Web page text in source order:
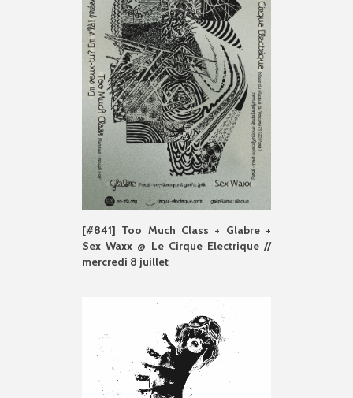
[#841] Too Much Class + Glabre +
Sex Waxx @ Le Cirque Electrique //
mercredi 8 juillet